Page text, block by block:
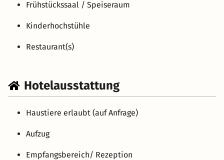
Frühstückssaal / Speiseraum
Kinderhochstühle
Restaurant(s)
Hotelausstattung
Haustiere erlaubt (auf Anfrage)
Aufzug
Empfangsbereich/ Rezeption